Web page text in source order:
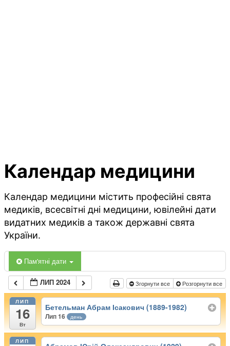
Календар медицини
Календар медицини містить професійні свята
медиків, всесвітні дні медицини, ювілейні дати
видатних медиків а також державні свята
України.
Пам'ятні дати
ЛИП 2024 Згорнути все Розгорнути все
ЛИП
16
Вт
Бетельман Абрам Ісакович (1889-1982)
Лип 16 день
ЛИП